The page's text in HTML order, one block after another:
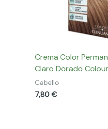
Crema Color
Claro Dorado
Cabello
7,80 €